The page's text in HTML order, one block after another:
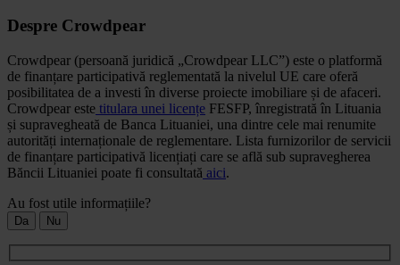
Despre Crowdpear
Crowdpear (persoană juridică „Crowdpear LLC”) este o platformă
de finanțare participativă reglementată la nivelul UE care oferă
posibilitatea de a investi în diverse proiecte imobiliare și de afaceri.
Crowdpear este titulara unei licențe FESFP, înregistrată în Lituania
și supravegheată de Banca Lituaniei, una dintre cele mai renumite
autorități internaționale de reglementare. Lista furnizorilor de servicii
de finanțare participativă licențiați care se află sub supravegherea
Băncii Lituaniei poate fi consultată aici.
Au fost utile informațiile?
Da Nu